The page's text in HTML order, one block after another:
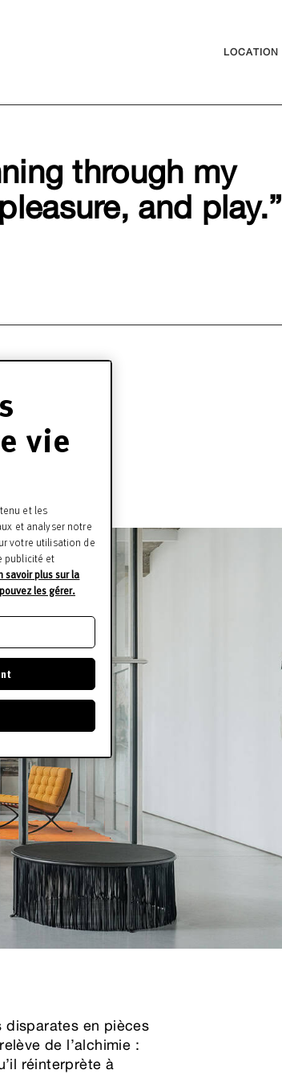
LOCATION
through my
and play.”
véritable
disparates en pièces
de l’alchimie :
réinterprète à
vie
et les
et analyser notre
votre utilisation de
publicité et
savoir plus sur la
les gérer.